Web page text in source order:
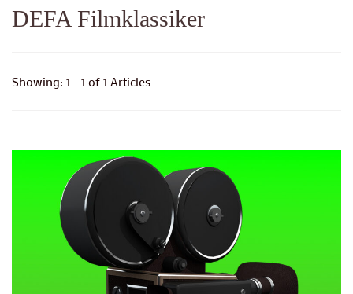
DEFA Filmklassiker
Showing: 1 - 1 of 1 Articles